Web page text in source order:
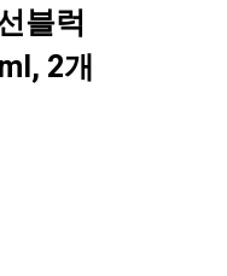
블럭
2개